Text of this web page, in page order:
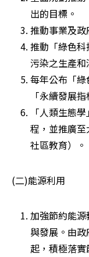
出的目標。
推動事業及政
推動「綠色
污染之生產和
每年公布「
「永續發展指
「人類生態
程，並推廣
社區教育）。
(二)能源利用
加強節約能
與發展。由
起，積極落